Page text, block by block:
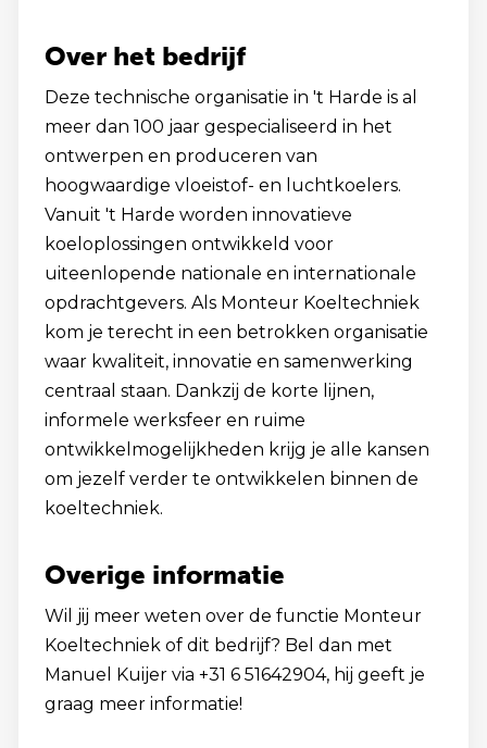
Over het bedrijf
Deze technische organisatie in 't Harde is al
meer dan 100 jaar gespecialiseerd in het
ontwerpen en produceren van
hoogwaardige vloeistof- en luchtkoelers.
Vanuit 't Harde worden innovatieve
koeloplossingen ontwikkeld voor
uiteenlopende nationale en internationale
opdrachtgevers. Als Monteur Koeltechniek
kom je terecht in een betrokken organisatie
waar kwaliteit, innovatie en samenwerking
centraal staan. Dankzij de korte lijnen,
informele werksfeer en ruime
ontwikkelmogelijkheden krijg je alle kansen
om jezelf verder te ontwikkelen binnen de
koeltechniek.
Overige informatie
Wil jij meer weten over de functie Monteur
Koeltechniek of dit bedrijf? Bel dan met
Manuel Kuijer via +31 6 51642904, hij geeft je
graag meer informatie!